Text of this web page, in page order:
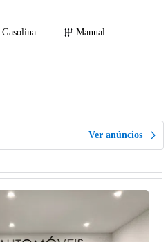
Gasolina
Manual
Ver anúncios